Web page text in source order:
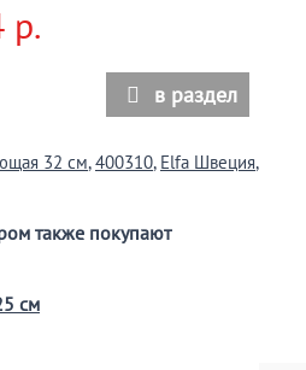
р.
 в раздел
32 см,400310, Elfa Швеция,
также покупают
см